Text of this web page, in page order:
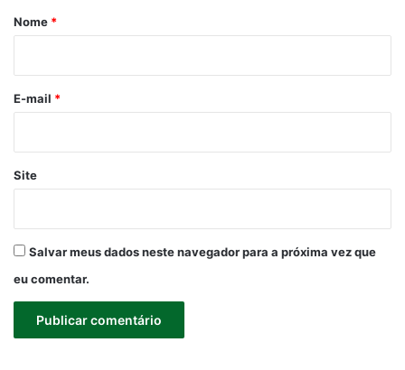
r
*
Nome *
E-mail *
Site
Salvar meus dados neste navegador para a próxima vez que
eu comentar.